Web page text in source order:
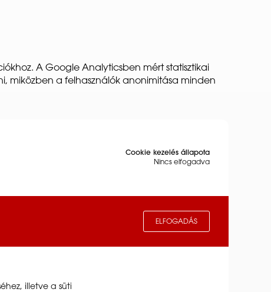
A Google Analyticsben mért statisztikai
miközben a felhasználók anonimitása minden
Cookie kezelés állapota
Nincs elfogadva
ELFOGADÁS
illetve a süti